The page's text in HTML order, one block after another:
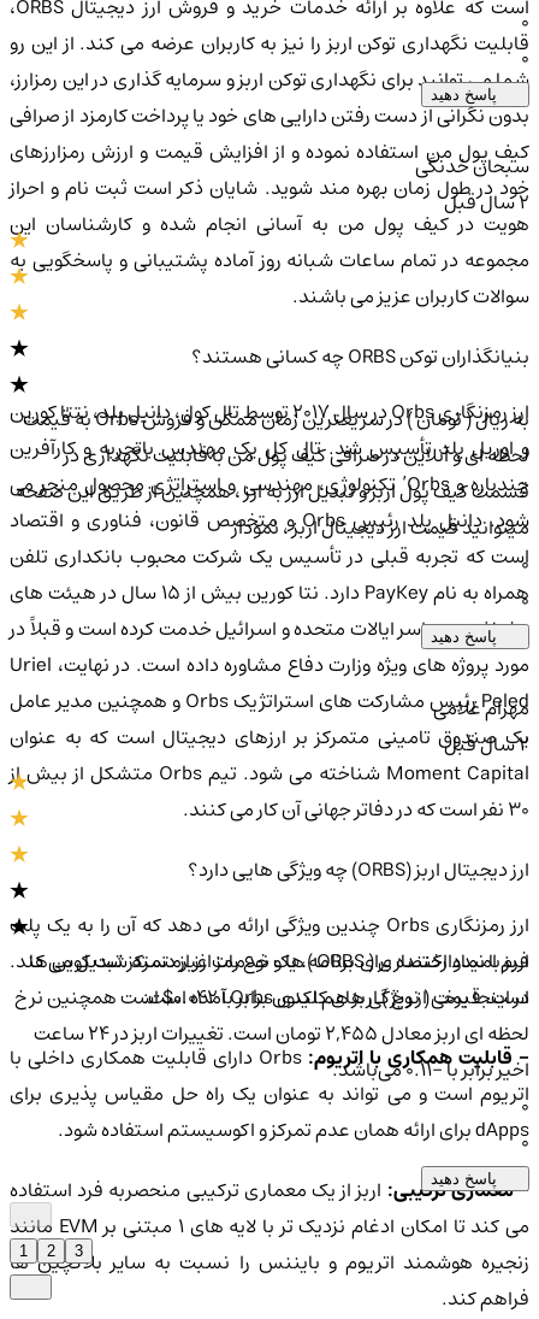
است که علاوه بر ارائه خدمات خرید و فروش ارز دیجیتال ORBS،
قابلیت نگهداری توکن اربز را نیز به کاربران عرضه می کند. از این رو
شما می توانید برای نگهداری توکن اربز و سرمایه گذاری در این رمزارز،
بدون نگرانی از دست رفتن دارایی های خود یا پرداخت کارمزد از صرافی
کیف پول من استفاده نموده و از افزایش قیمت و ارزش رمزارزهای
خود در طول زمان بهره مند شوید. شایان ذکر است ثبت نام و احراز
هویت در کیف پول من به آسانی انجام شده و کارشناسان این
مجموعه در تمام ساعات شبانه روز آماده پشتیبانی و پاسخگویی به
سوالات کاربران عزیز می باشند.
بنیانگذاران توکن ORBS چه کسانی هستند؟
ارز رمزنگاری Orbs در سال 2017 توسط تال کول، دانیل پلد، نتتا کورین
و اوریل پلد تأسیس شد. تال کل یک مهندس باتجربه و کارآفرین
چندباره و Orbs’ تکنولوژی، مهندسی و استراتژی محصول منجر می
شود. دانیل پلد رئیس Orbs و متخصص قانون، فناوری و اقتصاد
است که تجربه قبلی در تأسیس یک شرکت محبوب بانکداری تلفن
همراه به نام PayKey دارد. نتا کورین بیش از 15 سال در هیئت های
مختلف در سراسر ایالات متحده و اسرائیل خدمت کرده است و قبلاً در
مورد پروژه های ویژه وزارت دفاع مشاوره داده است. در نهایت، Uriel
Peled رئیس مشارکت های استراتژیک Orbs و همچنین مدیر عامل
یک صندوق تامینی متمرکز بر ارزهای دیجیتال است که به عنوان
Moment Capital شناخته می شود. تیم Orbs متشکل از بیش از
30 نفر است که در دفاتر جهانی آن کار می کنند.
ارز دیجیتال اربز (ORBS) چه ویژگی هایی دارد؟
ارز رمزنگاری Orbs چندین ویژگی ارائه می دهد که آن را به یک پلت
فرم امیدوارکننده برای برنامه ها و خدمات غیرمتمرکز تبدیل می کند.
در اینجا برخی از ویژگی های کلیدی Orbs آمده است:
- قابلیت همکاری با اتریوم:
Orbs دارای قابلیت همکاری داخلی با
اتریوم است و می تواند به عنوان یک راه حل مقیاس پذیری برای
dApps برای ارائه همان عدم تمرکز و اکوسیستم استفاده شود.
- معماری ترکیبی:اربز از یک معماری ترکیبی منحصربه فرد استفاده
می کند تا امکان ادغام نزدیک تر با لایه های 1 مبتنی بر EVM مانند
زنجیره هوشمند اتریوم و بایننس را نسبت به سایر بلاکچین ها
فراهم کند.
پاسخ دهید
سبحان خدنگی
به ریال ( تومان ) در سریعترین زمان ممکن و فروش Orbs به قیمت
لحظه ای و آنلاین در صرافی کیف پول من با قابلیت نگهداری در
قسمت کیف پول اربز و تبدیل ارز به ارز ، همچنین از طریق این صفحه
میتوانید قیمت ارز دیجیتال اربز ، نمودار
پاسخ دهید
مهرام غلامی
اربز با نماد اختصاری ( ORBS )، یک نوع رمز ارز از دسته شت کوین ها
است. قیمت ( نرخ ) اربز هم اکنون برابر با 0.042$ است همچنین نرخ
لحظه ای اربز معادل 2,455 تومان است. تغییرات اربز در ۲۴ ساعت
اخیر برابر با -0.11 می‌باشد.
پاسخ دهید